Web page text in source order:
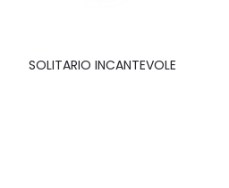
SOLITARIO INCANTEVOLE